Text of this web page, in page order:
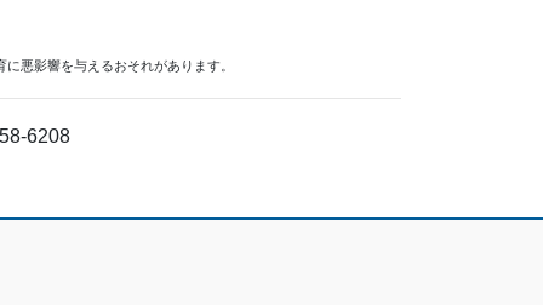
悪影響を与えるおそれがあります。
6208